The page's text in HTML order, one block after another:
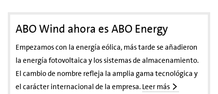
ABO Wind ahora es ABO Energy
Empezamos con la energía eólica, más tarde se añadieron
la energía fotovoltaica y los sistemas de almacenamiento.
El cambio de nombre refleja la amplia gama tecnológica y
el carácter internacional de la empresa. Leer más